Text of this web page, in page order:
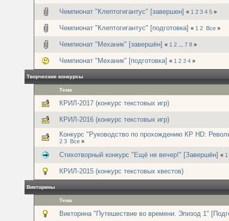
Чемпионат "Клептогигантус" [завершен] « 1 2 3 4 5 »
Чемпионат "Клептогигантус" [подготовка] « 1 2 Все »
Чемпионат "Механик" [завершён] « 1 2 7 8 »
Чемпионат "Механик" [подготовка] « 1 2 3 4 »
Творческие конкурсы
Тема
КРИЛ-2017 (конкурс текстовых игр)
КРИЛ-2016 (конкурс текстовых игр)
Конкурс "Руководство по прохождению КР HD:
2 3 Все »
Стихотворный конкурс "Ещё не вечер!" [Завершён] « 1
КРИЛ-2015 (конкурс текстовых квестов)
Викторины
Тема
Викторина "Путешествие во времени. Эпизод 1"